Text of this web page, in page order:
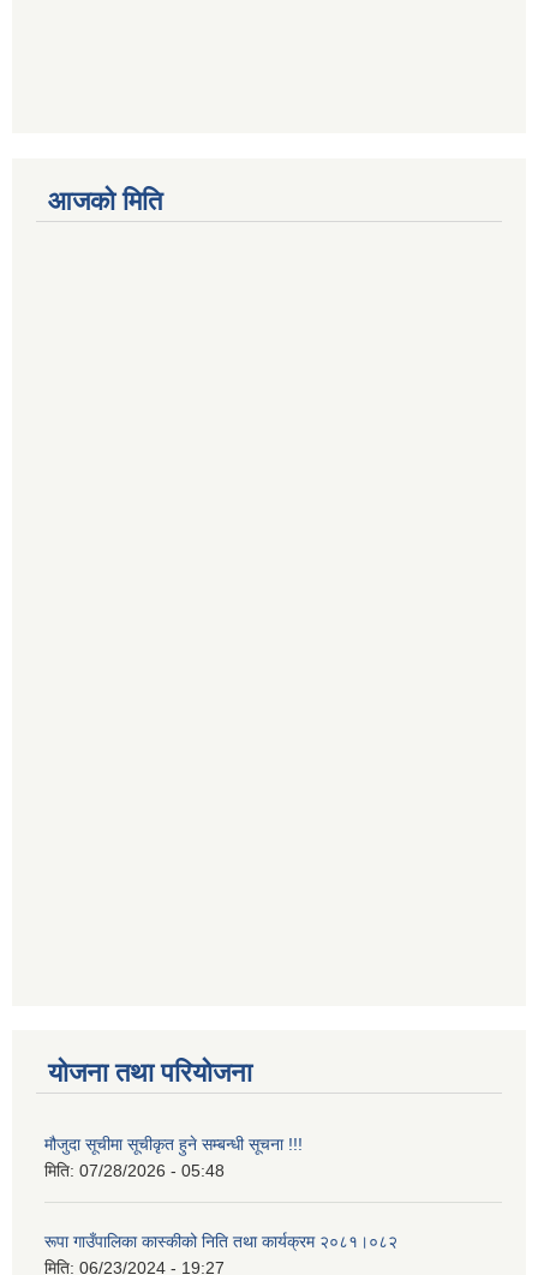
आजको मिति
योजना तथा परियोजना
मौजुदा सूचीमा सूचीकृत हुने सम्बन्धी सूचना !!!
मिति: 07/28/2026 - 05:48
रूपा गाउँपालिका कास्कीको निति तथा कार्यक्रम २०८१।०८२
मिति: 06/23/2024 - 19:27